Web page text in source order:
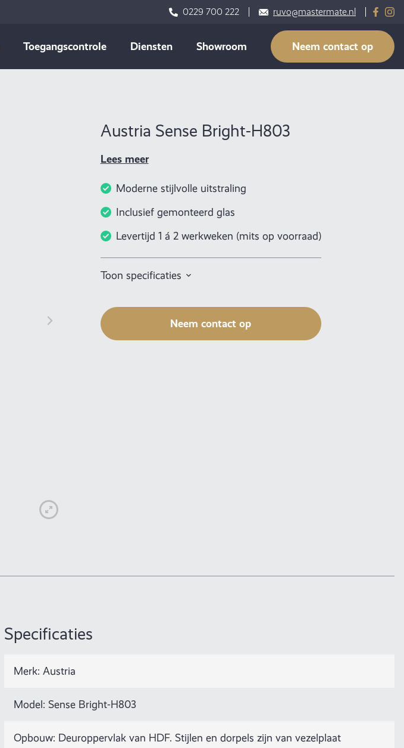
0229 700 222 ruvo@mastermate.nl
Toegangscontrole Diensten Showroom Neem contact op
Austria Sense Bright-H803
Lees meer
Moderne stijlvolle uitstraling
Inclusief gemonteerd glas
Levertijd 1 á 2 werkweken (mits op voorraad)
Toon specificaties
Neem contact op
Specificaties
Merk: Austria
Model: Sense Bright-H803
Opbouw: Deuroppervlak van HDF. Stijlen en dorpels zijn van vezelplaat